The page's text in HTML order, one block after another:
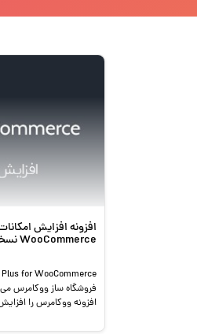
WooCommerce نسخه 7.3.0
فروشگاه ساز ووکامرس
افزونه ووکامرس را